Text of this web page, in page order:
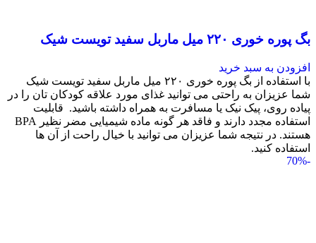
بگ پوره خوری ۲۲۰ میل ماربل سفید تویست شیک
افزودن به سبد خرید
با استفاده از بگ پوره خوری ۲۲۰ میل ماربل سفید تویست شیک
شما عزیزان به راحتی می توانید غذای مورد علاقه کودکان تان را در
پیاده روی، پیک نیک یا مسافرت به همراه داشته باشید. قابلیت
استفاده مجدد دارند و فاقد هر گونه ماده شیمیایی مضر نظیر BPA
هستند. در نتیجه شما عزیزان می توانید با خیال راحت از آن ها
استفاده کنید.
-70%